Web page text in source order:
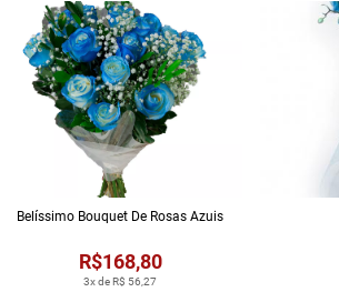
3x de R$ 56,27
R$168,80
Belíssimo Bouquet De Rosas Azuis